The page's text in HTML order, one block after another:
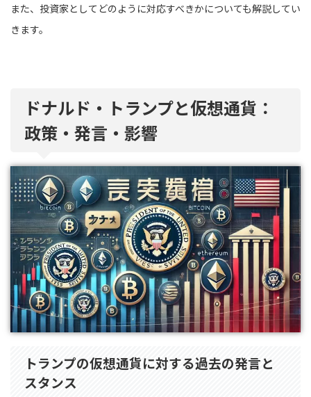
また、投資家としてどのように対応すべきかについても解説してい
きます。
ドナルド・トランプと仮想通貨：
政策・発言・影響
トランプの仮想通貨に対する過去の発言と
スタンス